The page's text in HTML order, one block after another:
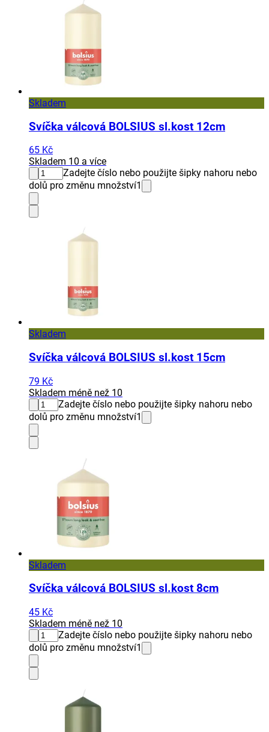
Skladem
Svíčka válcová BOLSIUS sl.kost 12cm
65 Kč
Skladem 10 a více
Zadejte číslo nebo použijte šipky nahoru nebo
dolů pro změnu množství1
Skladem
Svíčka válcová BOLSIUS sl.kost 15cm
79 Kč
Skladem méně než 10
Zadejte číslo nebo použijte šipky nahoru nebo
dolů pro změnu množství1
Skladem
Svíčka válcová BOLSIUS sl.kost 8cm
45 Kč
Skladem méně než 10
Zadejte číslo nebo použijte šipky nahoru nebo
dolů pro změnu množství1